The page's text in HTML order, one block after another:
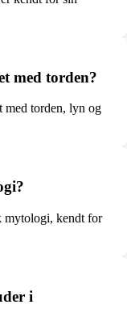
med torden?
med torden, lyn og
mytologi, kendt for
i